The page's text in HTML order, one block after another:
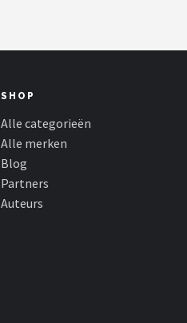
SHOP
Alle categorieën
Alle merken
Blog
Partners
Auteurs